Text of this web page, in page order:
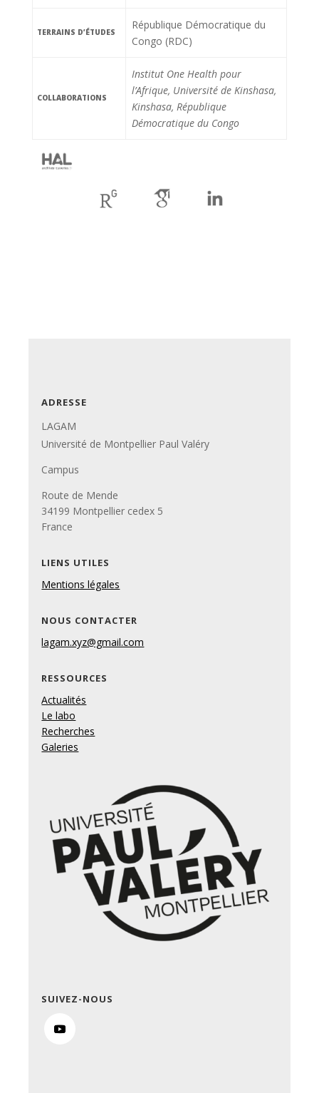
TERRAINS D’ÉTUDES
République Démocratique du
Congo (RDC)
COLLABORATIONS
Institut One Health pour
l’Afrique, Université de Kinshasa,
Kinshasa, République
Démocratique du Congo
ADRESSE
LAGAM
Université de Montpellier Paul Valéry
Campus
Route de Mende
34199 Montpellier cedex 5
France
LIENS UTILES
Mentions légales
NOUS CONTACTER
lagam.xyz@gmail.com
RESSOURCES
Actualités
Le labo
Recherches
Galeries
SUIVEZ-NOUS